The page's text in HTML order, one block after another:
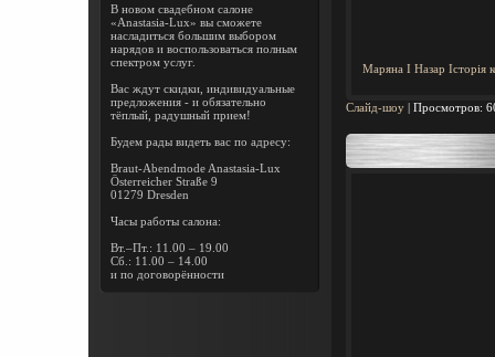
В новом свадебном салоне
«Anastasia-Lux» вы сможете
насладиться большим выбором
нарядов и воспользоваться полным
спектром услуг.
Вас ждут скидки, индивидуальные
предложения - и обязательно
тёплый, радушный прием!
Будем рады видеть вас по адресу:
Braut-Abendmode Anastasia-Lux
Österreicher Straße 9
01279 Dresden
Часы работы салона:
Вт.–Пт.: 11.00 – 19.00
Сб.: 11.00 – 14.00
и по договорённости
Маряна І Назар Історія
Слайд-шоу | Просмотров: